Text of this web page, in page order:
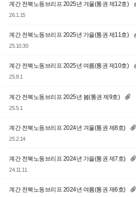
계간 전북노동브리프 2025년 겨울(통권 제12호)
26.1.15
계간 전북노동브리프 2025년 가을(통권 제11호)
25.10.30
계간 전북노동브리프 2025년 여름(통권 제10호)
25.8.1
계간 전북노동브리프 2025년 봄(통권 제9호)
25.5.1
계간 전북노동브리프 2024년 겨울(통권 제8호)
25.2.14
계간 전북노동브리프 2024년 가을(통권 제7호)
24.11.11
계간 전북노동브리프 2024년 여름(통권 제6호)